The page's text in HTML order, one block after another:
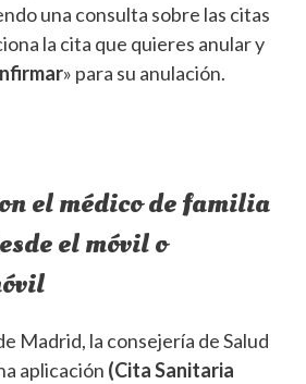
una consulta sobre las citas
la cita que quieres anular y
» para su anulación.
el médico de familia
el móvil o
Madrid, la consejería de Salud
aplicación (Cita Sanitaria